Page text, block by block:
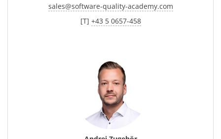
sales@software-quality-academy.com
[T] +43 5 0657-458